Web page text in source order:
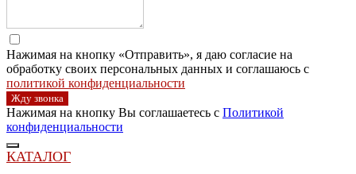
Нажимая на кнопку «Отправить», я даю согласие на
обработку своих персональных данных и соглашаюсь с
политикой конфиденциальности
Жду звонка
Нажимая на кнопку Вы соглашаетесь с Политикой
конфиденциальности
КАТАЛОГ